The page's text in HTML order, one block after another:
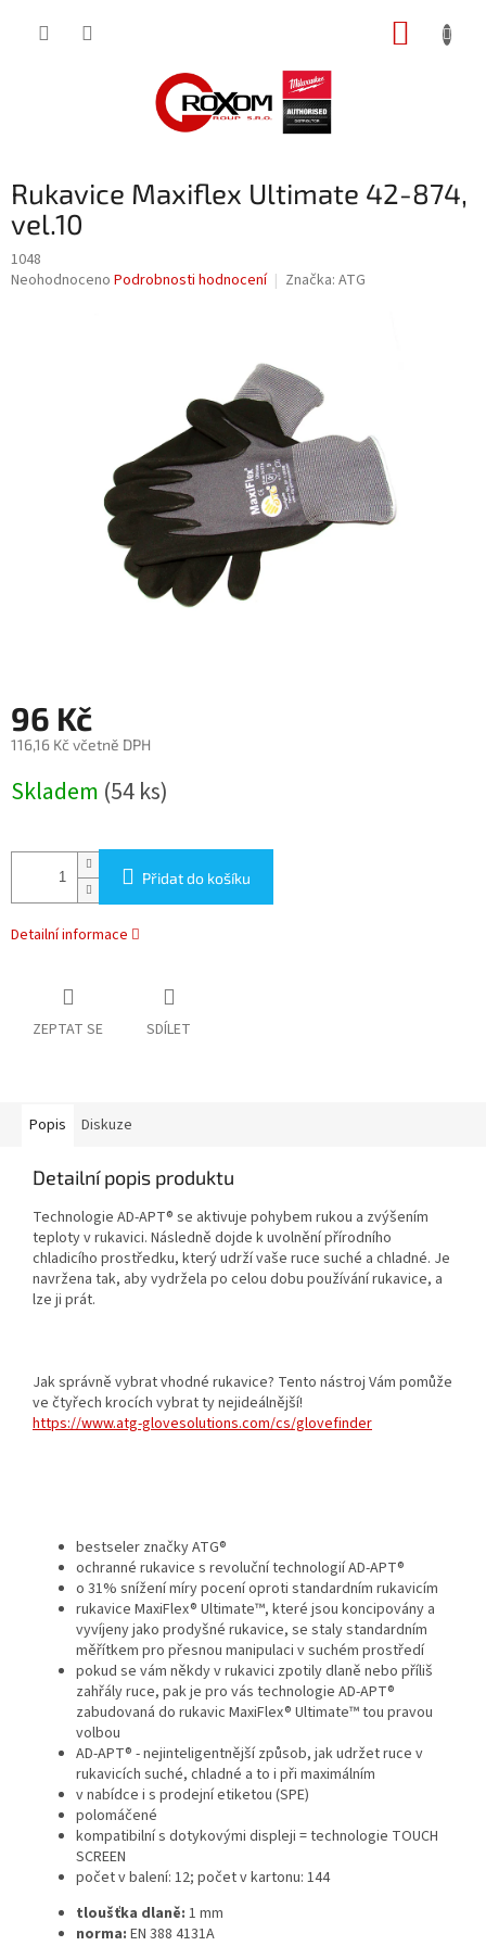
Rukavice Maxiflex Ultimate 42-874,
vel.10
1048
Průměrné
Neohodnoceno Podrobnosti hodnocení Značka: ATG
96 Kč
116,16 Kč včetně DPH
cena:
Skladem (54 ks)
Přidat do košíku
Detailní informace
ZEPTAT SE SDÍLET
Popis Diskuze
Detailní popis produktu
Technologie AD-APT® se aktivuje pohybem rukou a zvýšením
teploty v rukavici. Následně dojde k uvolnění přírodního
chladicího prostředku, který udrží vaše ruce suché a chladné. Je
navržena tak, aby vydržela po celou dobu používání rukavice, a
lze ji prát.
Jak správně vybrat vhodné rukavice? Tento nástroj Vám pomůže
ve čtyřech krocích vybrat ty nejideálnější!
https://www.atg-glovesolutions.com/cs/glovefinder
bestseler značky ATG®
ochranné rukavice s revoluční technologií AD-APT®
o 31% snížení míry pocení oproti standardním rukavicím
rukavice MaxiFlex® Ultimate™, které jsou koncipovány a
vyvíjeny jako prodyšné rukavice, se staly standardním
měřítkem pro přesnou manipulaci v suchém prostředí
pokud se vám někdy v rukavici zpotily dlaně nebo příliš
zahřály ruce, pak je pro vás technologie AD-APT®
zabudovaná do rukavic MaxiFlex® Ultimate™ tou pravou
volbou
AD-APT® - nejinteligentnější způsob, jak udržet ruce v
rukavicích suché, chladné a to i při maximálním
v nabídce i s prodejní etiketou (SPE)
polomáčené
kompatibilní s dotykovými displeji = technologie TOUCH
SCREEN
počet v balení: 12; počet v kartonu: 144
tloušťka dlaně: 1 mm
norma: EN 388 4131A